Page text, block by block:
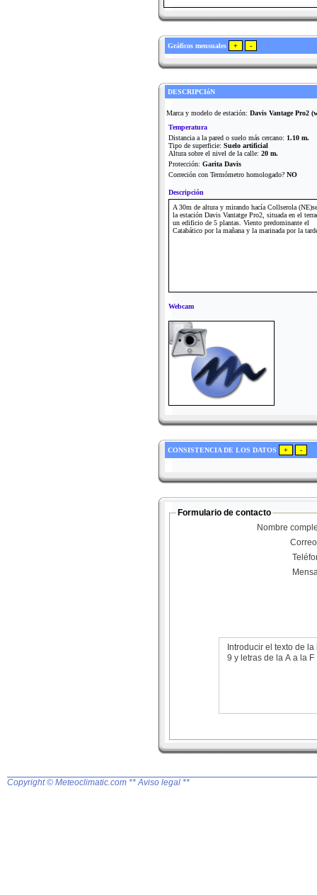
Gráficos mensuales
DESCRIPCIóN
Marca y modelo de estación: Davis Vantage Pro2
Temperatura
Distancia a la pared o suelo más cercano: 1.10 m.
Tipo de superficie: Suelo artificial
Altura sobre el nivel de la calle: 20 m.
Protección: Garita Davis
Correción con Termómetro homologado? NO
Descripción
A 30m de altura y mirando hacía Collserola
la estación Davis Vantatge Pro2, situada en el
un edificio de 5 plantas. Viento predominante el
Catabático por la mañana y la marinada por la
Webcam
CONSISTENCIA DE LOS DATOS
Formulario de contacto
Nombre
Introducir el texto de
9 y letras de la A a la F
Copyright © Meteoclimatic.com ** Aviso legal **